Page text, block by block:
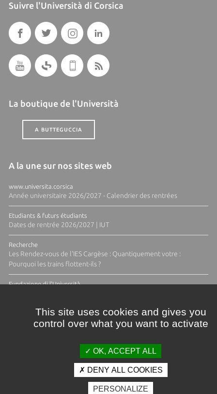
Suivre l'Università di Corsica
La boutique de l'Università
A BUTTEGUCCIA
A la une sur nos sites web
www.universita.corsica
Année universitaire 2026/2027 - Calendrier des rentrées
Etudiants & futurs étudiants
Dates de rentrée 2026/2027 | IUT
Recherche
Les Rendez-vous de l'IES Cargèse : Quantiquement votre :
Pourquoi les trains flottent-ils ?
Fundazione di l'Università
Crédits et mentions légales
This site uses cookies and gives you
control over what you want to activate
OK, ACCEPT ALL
DENY ALL COOKIES
PERSONALIZE